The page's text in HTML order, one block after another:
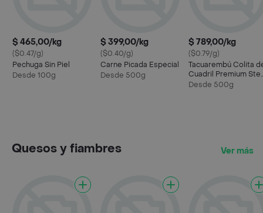
$ 465,00/kg
($0.47/g)
Pechuga Sin Piel
Desde 100g
$ 399,00/kg
($0.40/g)
Carne Picada Especial
Desde 500g
$ 789,00/kg
($0.79/g)
Tacuarembú Colita
Cuadril Premium
House
Desde 500g
Quesos y fiambres Ver más